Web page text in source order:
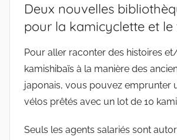
Deux nouvelles
pour la kamicyclette et
Pour aller raconter des histoires
kamishibaïs à la manière des
japonais, vous pouvez emprunter
vélos prêtés avec un lot de 10
Seuls les agents salariés sont